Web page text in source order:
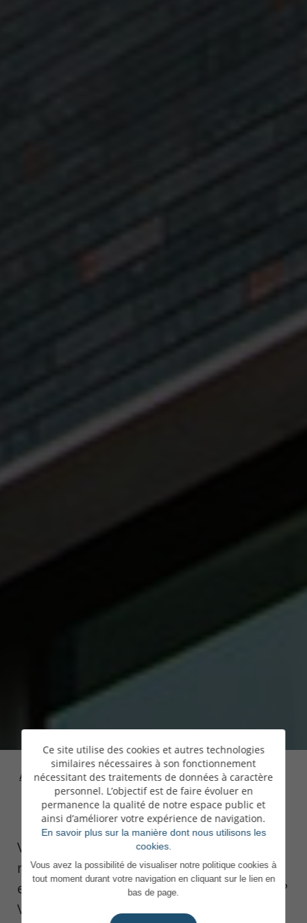
Accueil>Personal Banking>Financer vos projets
Vous souhaitez faire l’acquisition d’une
résidence principale, secondaire, ou
encore financer un investissement locatif ?
Vous avez des projets et souhaitez
Ce site utilise des cookies et autres technologies
similaires nécessaires à son fonctionnement
nécessitant des traitements de données à caractère
personnel. L’objectif est de faire évoluer en
permanence la qualité de notre espace public et
ainsi d’améliorer votre expérience de navigation.
En savoir plus sur la manière dont nous utilisons les
cookies.
Vous avez la possibilité de visualiser notre politique cookies à
tout moment durant votre navigation en cliquant sur le lien en
bas de page.